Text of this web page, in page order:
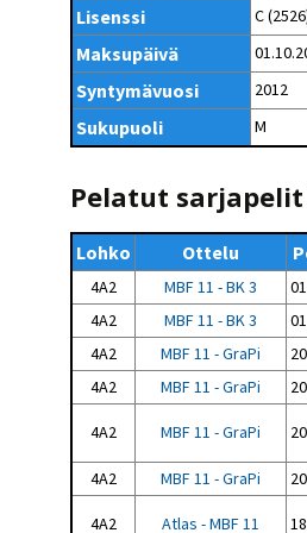
Valiokunnat
Strategia 2025-2030
Vastuullisuus
NETU in English
ohjeet
Rating-artikkelit
Rating-manuaali
Julkaistut Rating-listat
6-
Pelipaikat
joukkueiden
Lisenssi C
Maksupäivä
Syntymävuosi 2012
Sukupuoli M
Pelatut
Lohko Ottelu
4A2 MBF 11 - BK 3
4A2
MBF 11 - BK 3
4A2
MBF 11 - GraPi
4A2
MBF 11 - GraPi
4A2 MBF 11 - GraPi
4A2 MBF 11 - GraPi
4A2 Atlas - MBF 11